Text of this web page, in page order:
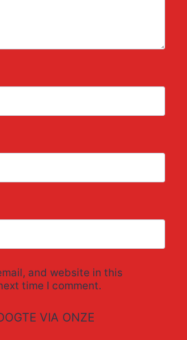
and website in this
time I comment.
VIA ONZE